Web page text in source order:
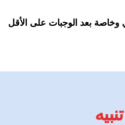
بعد الوجبات على الأقل
!